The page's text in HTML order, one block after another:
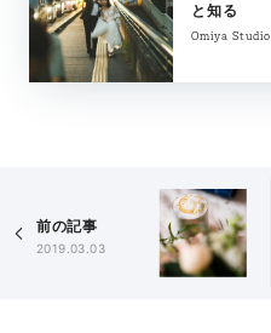
と知る
Omiya Studio
前の記事
2019.03.03